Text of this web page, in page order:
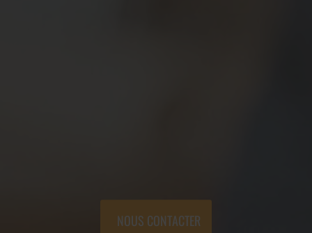
NOUS CONTACTER